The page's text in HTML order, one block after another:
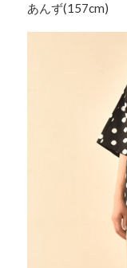
あんず(157cm)